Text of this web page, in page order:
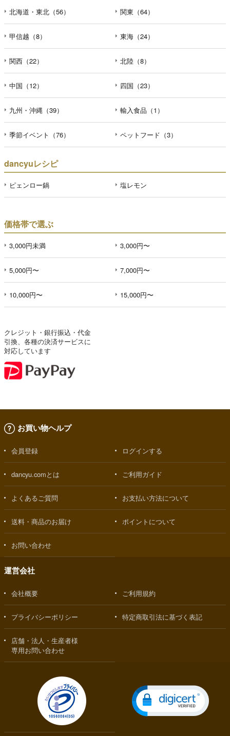
北海道・東北（56） 関東（64）
甲信越（8） 東海（24）
関西（22） 北陸（8）
中国（12） 四国（23）
九州・沖縄（39） 輸入食品（1）
季節イベント（76） ペットフード（3）
dancyuレシピ
ピェンロー鍋 塩レモン
価格帯で選ぶ
3,000円未満 3,000円〜
5,000円〜 7,000円〜
10,000円〜 15,000円〜
クレジット・銀行振込・代金
引換、各種の決済サービスに
対応しています
お買い物ヘルプ
会員登録 ログインする
dancyu.comとは ご利用ガイド
よくあるご質問 お支払い方法について
送料・商品のお届け ポイントについて
お問い合わせ
運営会社
会社概要 ご利用規約
プライバシーポリシー 特定商取引法に基づく表記
店舗・法人・生産者様
専用お問い合わせ